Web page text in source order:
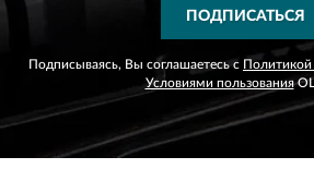
ПОДПИСАТЬСЯ
Подписываясь, Вы соглашаетесь с
Условиями пользования